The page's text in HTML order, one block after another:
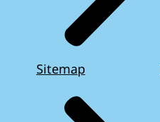
Sitemap